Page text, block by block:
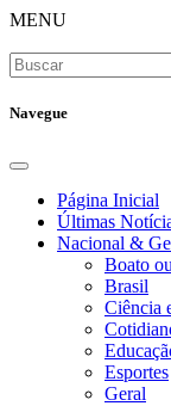
MENU
Navegue
Página Inicial
Últimas
Nacional &
Boato
Brasil
Ciência
Esportes
Geral